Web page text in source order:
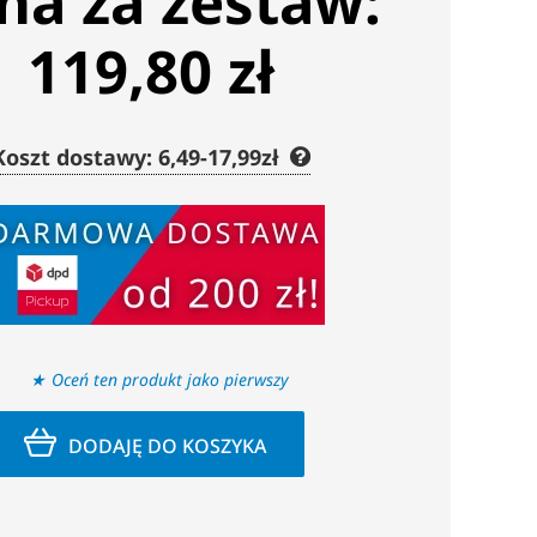
119,80 zł
dostawy: 6,49-17,99zł
Oceń ten produkt jako pierwszy
DODAJĘ DO KOSZYKA